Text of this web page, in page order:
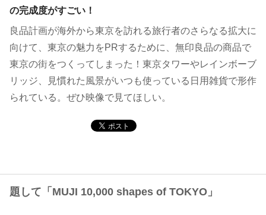
の完成度がすごい！
良品計画が海外から東京を訪れる旅行者のさらなる拡大に
向けて、東京の魅力をPRするために、無印良品の商品で
東京の街をつくってしまった！東京タワーやレインボーブ
リッジ、見慣れた風景がいつも使っている日用雑貨で形作
られている。ぜひ映像で見てほしい。
題して「MUJI 10,000 shapes of TOKYO」
お問い合わせ